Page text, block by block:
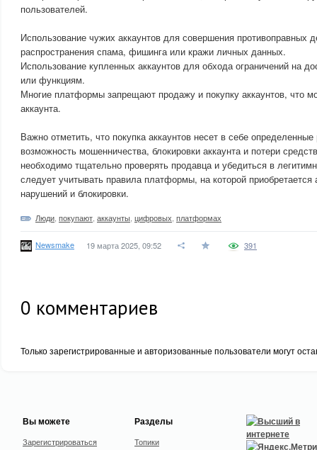
пользователей.
Использование чужих аккаунтов для совершения противоправных
распространения спама, фишинга или кражи личных данных.
Использование купленных аккаунтов для обхода ограничений на
или функциям.
Многие платформы запрещают продажу и покупку аккаунтов, что
аккаунта.
Важно отметить, что покупка аккаунтов несет в себе
возможность мошенничества, блокировки аккаунта и потери
необходимо тщательно проверять продавца и убедиться в
следует учитывать правила платформы, на которой приобретается
нарушений и блокировки.
Люди покупают аккаунты цифровых платформах
Newsmake 19 марта 2025, 09:52 391
0 комментариев
Только зарегистрированные и авторизованные пользователи могут
Вы можете
Зарегистрироваться
Разделы
Топики